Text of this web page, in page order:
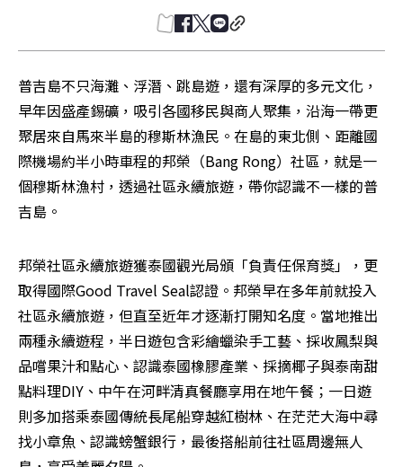
普吉島不只海灘、浮潛、跳島遊，還有深厚的多元文化，
早年因盛產錫礦，吸引各國移民與商人聚集，沿海一帶更
聚居來自馬來半島的穆斯林漁民。在島的東北側、距離國
際機場約半小時車程的邦榮（Bang Rong）社區，就是一
個穆斯林漁村，透過社區永續旅遊，帶你認識不一樣的普
吉島。
邦榮社區永續旅遊獲泰國觀光局頒「負責任保育獎」，更
取得國際Good Travel Seal認證。邦榮早在多年前就投入
社區永續旅遊，但直至近年才逐漸打開知名度。當地推出
兩種永續遊程，半日遊包含彩繪蠟染手工藝、採收鳳梨與
品嚐果汁和點心、認識泰國橡膠產業、採摘椰子與泰南甜
點料理DIY、中午在河畔清真餐廳享用在地午餐；一日遊
則多加搭乘泰國傳統長尾船穿越紅樹林、在茫茫大海中尋
找小章魚、認識螃蟹銀行，最後搭船前往社區周邊無人